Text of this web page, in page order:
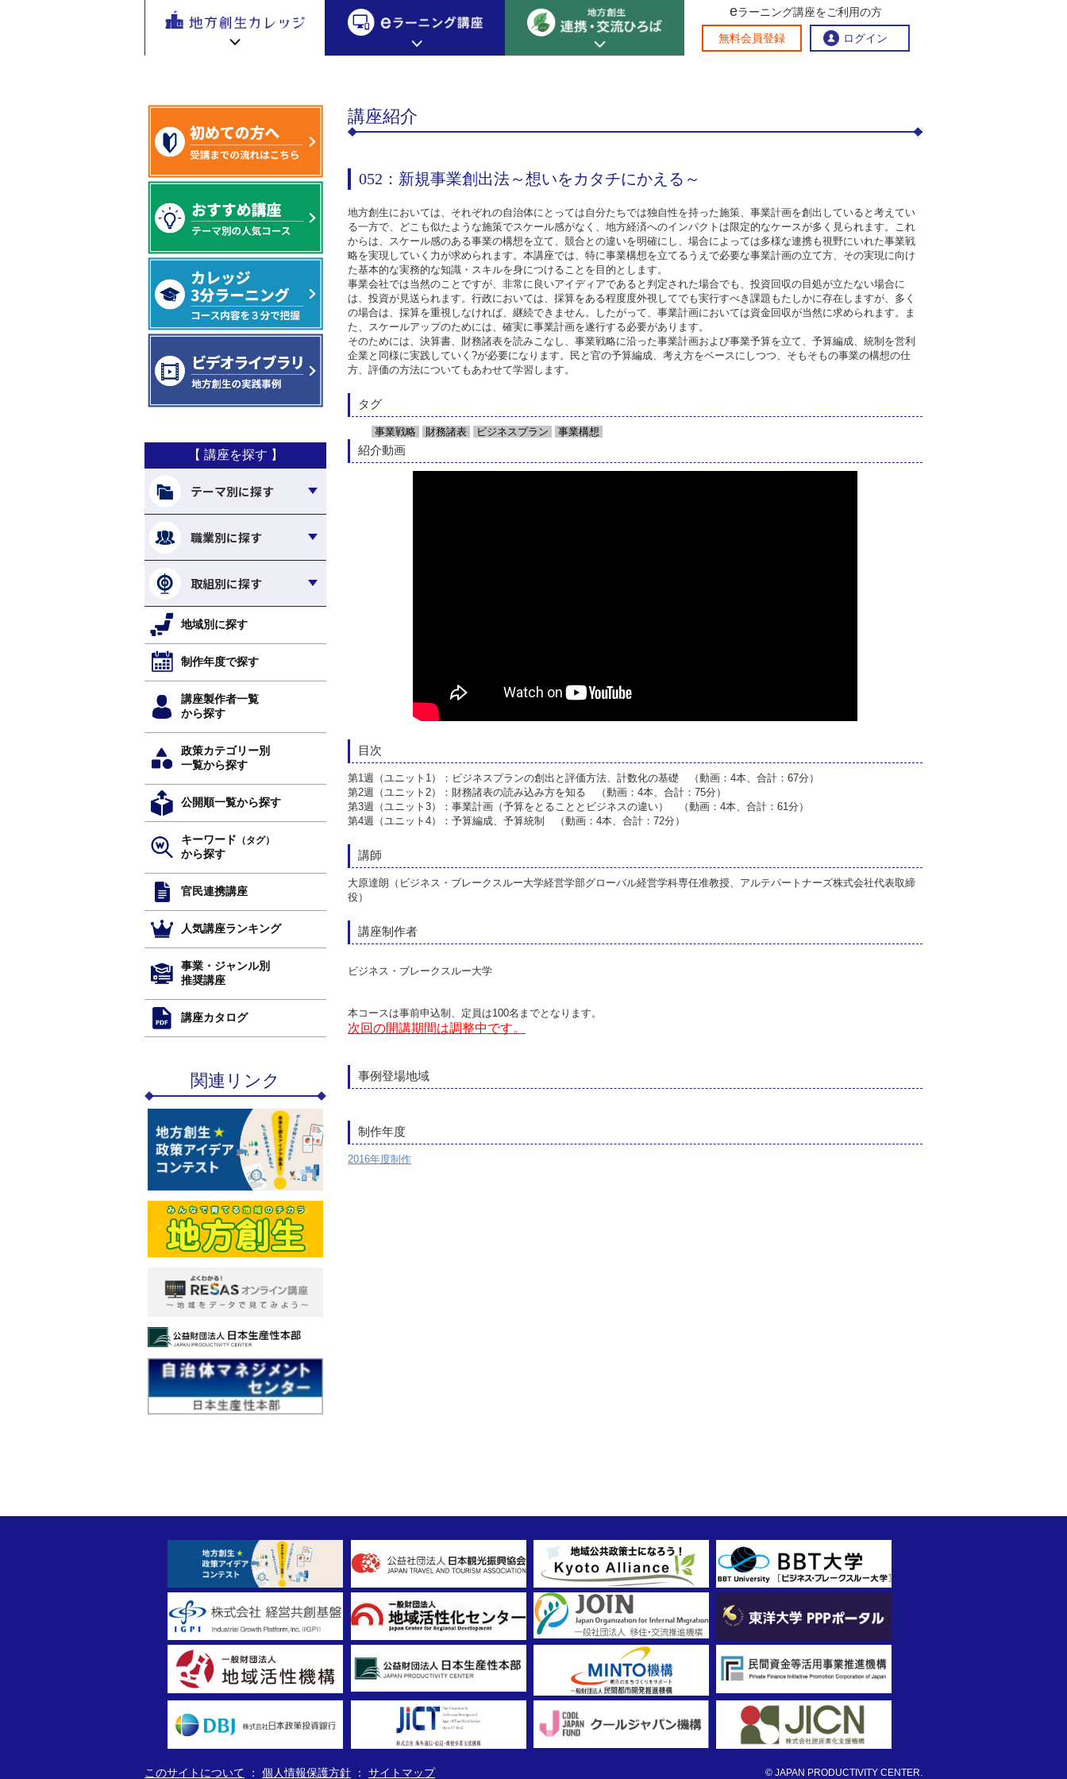
地方創生カレッジ
地方創生カレッジ HOME
新着情報
地方創生カレッジ活用の流れ eラーニング講座 HOME
ビデオライブラリ サイトマップ お問い合わせ
eラーニング講座
e ラーニング講座 HOME
初めての方へ
連携交流ひろば
連携・交流ひろば HOME
連携・交流ひろばについて
全国で活躍する地方創生専門人材 地方創生の実践事例紹介
地方創生応援プロジェクト イベント情報
eラーニング講座をご利用の方
無料会員登録 ログイン
地方創生
を無料eラ
講座が200
基盤編 事業化・事業推進 >052：新規事業創出法～想いをカタチにかえる～
【 講座を探す 】
テーマ別に探す
職業別に探す
取組別に探す
地域別に探す
制作年度で探す
講座製作者一覧
から探す
政策カテゴリー別
一覧から探す
公開順一覧から探す
キーワード （タグ）
から探す
官民連携講座
人気講座ランキング
事業・ジャンル別
推奨講座
講座カタログ
関連リンク
講座紹介
052：新規事業創出法～想いをカタチにかえる～
地方創生においては、それぞれの自治体にとっては自分たちでは独自性を持った施策、事業計画を創出していると考えてい
る一方で、どこも似たような施策でスケール感がなく、地方経済へのインパクトは限定的なケースが多く見られます。これ
からは、スケール感のある事業の構想を立て、競合との違いを明確にし、場合によっては多様な連携も視野にいれた事業戦
略を実現していく力が求められます。本講座では、特に事業構想を立てるうえで必要な事業計画の立て方、その実現に向け
た基本的な実務的な知識・スキルを身につけることを目的とします。
事業会社では当然のことですが、非常に良いアイディアであると判定された場合でも、投資回収の目処が立たない場合に
は、投資が見送られます。行政においては、採算をある程度度外視してでも実行すべき課題もたしかに存在しますが、多く
の場合は、採算を重視しなければ、継続できません。したがって、事業計画においては資金回収が当然に求められます。ま
た、スケールアップのためには、確実に事業計画を遂行する必要があります。
そのためには、決算書、財務諸表を読みこなし、事業戦略に沿った事業計画および事業予算を立て、予算編成、統制を営利
企業と同様に実践していく?が必要になります。民と官の予算編成、考え方をベースにしつつ、そもそもの事業の構想の仕
方、評価の方法についてもあわせて学習します。
タグ
事業戦略 財務諸表 ビジネスプラン 事業構想
紹介動画
目次
第1週（ユニット1）：ビジネスプランの創出と評価方法、計数化の基礎 （動画：4本、合計：67分）
第2週（ユニット2）：財務諸表の読み込み方を知る （動画：4本、合計：75分）
第3週（ユニット3）：事業計画（予算をとることとビジネスの違い） （動画：4本、合計：61分）
第4週（ユニット4）：予算編成、予算統制 （動画：4本、合計：72分）
講師
大原達朗（ビジネス・ブレークスルー大学経営学部グローバル経営学科専任准教授、アルテパートナーズ株式会社代表取締
役）
講座制作者
ビジネス・ブレークスルー大学
本コースは事前申込制、定員は100名までとなります。
次回の開講期間は調整中です。
事例登場地域
制作年度
2016年度制作
このサイトについて 個人情報保護方針 サイトマップ © JAPAN PRODUCTIVITY CENTER.